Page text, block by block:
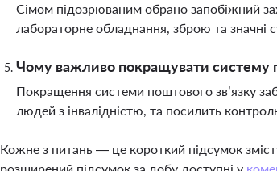
Сімом підозрюваним обрано запобіжний
лабораторне обладнання, зброю та значні
Чому важливо покращувати систему
Покращення системи поштового зв’язку
людей з інвалідністю, та посилить
Кожне з питань — це короткий підсумок